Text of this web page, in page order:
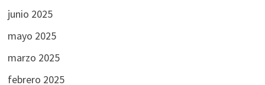
junio 2025
mayo 2025
marzo 2025
febrero 2025